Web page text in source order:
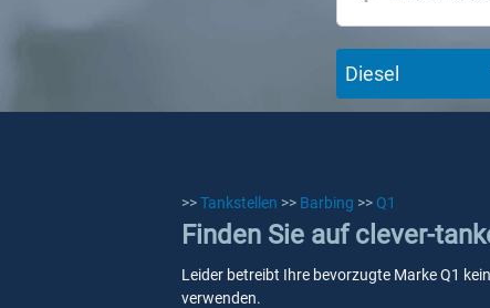
Diesel
>>Tankstellen >> Barbing >> Q1
Finden Sie auf clever-
Leider betreibt Ihre bevorzugte Marke Q1
verwenden.